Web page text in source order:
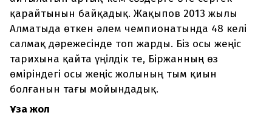
қарайтынын байқадық. Жақыпов 2013 жылы
Алматыда өткен әлем чемпионатында 48 келі
салмақ дәрежесінде топ жарды. Біз осы жеңіс
тарихына қайта үңілдік те, Біржанның өз
өміріндегі осы жеңіс жолының тым қиын
болғанын тағы мойындадық.
Ұзақ жол